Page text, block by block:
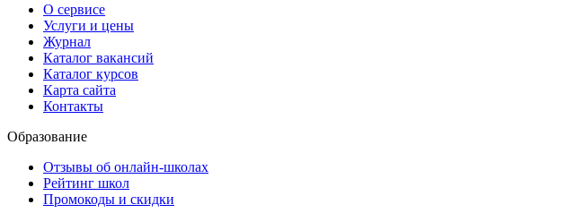
О сервисе
Услуги и цены
Журнал
Каталог вакансий
Каталог курсов
Карта сайта
Контакты
Образование
Отзывы об онлайн-школах
Рейтинг школ
Промокоды и скидки